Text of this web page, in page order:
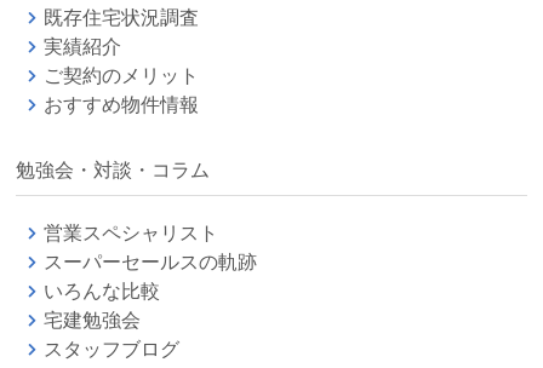
既存住宅状況調査
実績紹介
ご契約のメリット
おすすめ物件情報
勉強会・対談・コラム
営業スペシャリスト
スーパーセールスの軌跡
いろんな比較
宅建勉強会
スタッフブログ